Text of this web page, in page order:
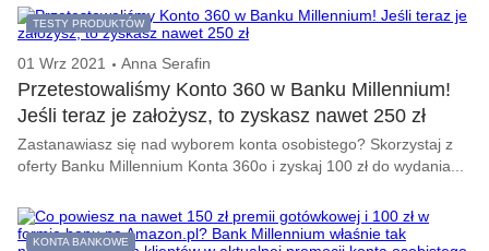
TESTY PRODUKTÓW
01 Wrz 2021 Anna Serafin
Przetestowaliśmy Konto 360 w Banku Millennium!
Jeśli teraz je założysz, to zyskasz nawet 250 zł
Zastanawiasz się nad wyborem konta osobistego? Skorzystaj z
oferty Banku Millennium Konta 360o i zyskaj 100 zł do wydania...
KONTA BANKOWE